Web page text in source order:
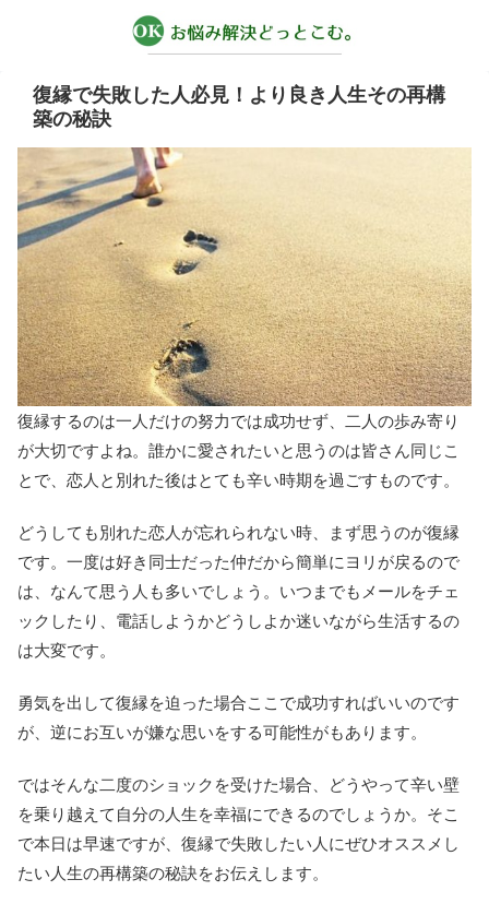
復縁で失敗した人必見！より良き人生その再構
築の秘訣
復縁するのは一人だけの努力では成功せず、二人の歩み寄り
が大切ですよね。誰かに愛されたいと思うのは皆さん同じこ
とで、恋人と別れた後はとても辛い時期を過ごすものです。
どうしても別れた恋人が忘れられない時、まず思うのが復縁
です。一度は好き同士だった仲だから簡単にヨリが戻るので
は、なんて思う人も多いでしょう。いつまでもメールをチェ
ックしたり、電話しようかどうしよか迷いながら生活するの
は大変です。
勇気を出して復縁を迫った場合ここで成功すればいいのです
が、逆にお互いが嫌な思いをする可能性がもあります。
ではそんな二度のショックを受けた場合、どうやって辛い壁
を乗り越えて自分の人生を幸福にできるのでしょうか。そこ
で本日は早速ですが、復縁で失敗したい人にぜひオススメし
たい人生の再構築の秘訣をお伝えします。